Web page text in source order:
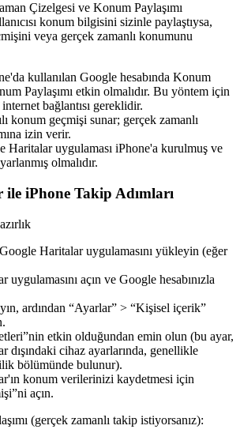
Çizelgesi ve Konum Paylaşımı
konum bilgisini sizinle paylaştıysa,
veya gerçek zamanlı konumunu
kullanılan Google hesabında Konum
Paylaşımı etkin olmalıdır. Bu yöntem için
bağlantısı gereklidir.
konum geçmişi sunar; gerçek zamanlı
izin verir.
Haritalar uygulaması iPhone'a kurulmuş ve
olmalıdır.
iPhone Takip Adımları
Haritalar uygulamasını yükleyin (eğer
uygulamasını açın ve Google hesabınızla
ardından “Ayarlar” > “Kişisel içerik”
etkin olduğundan emin olun (bu ayar,
dışındaki cihaz ayarlarında, genellikle
bölümünde bulunur).
konum verilerinizi kaydetmesi için
açın.
(gerçek zamanlı takip istiyorsanız):